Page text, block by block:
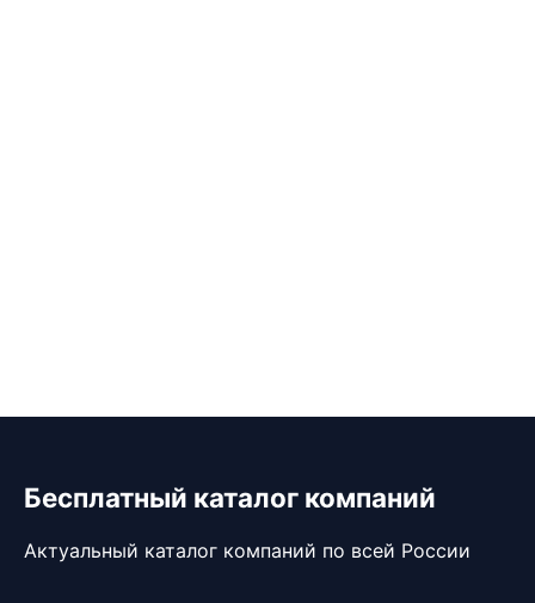
Бесплатный каталог компаний
Актуальный каталог компаний по всей России